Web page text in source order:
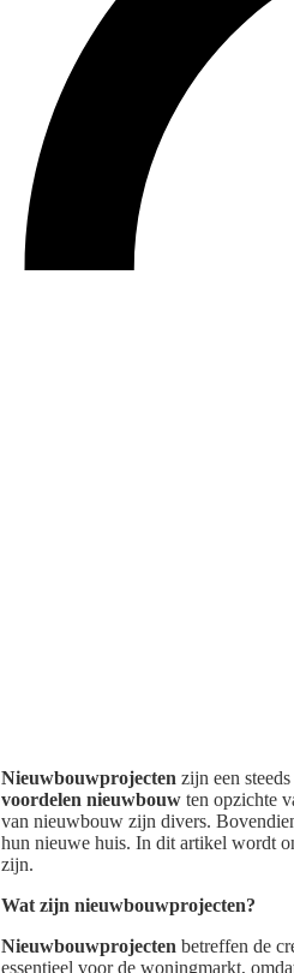
Nieuwbouwprojecten zijn een
voordelen nieuwbouw ten opzichte
van nieuwbouw zijn divers.
hun nieuwe huis. In dit artikel wordt
zijn.
Wat zijn nieuwbouwprojecten?
Nieuwbouwprojecten betreffen de
essentieel voor de woningmarkt,